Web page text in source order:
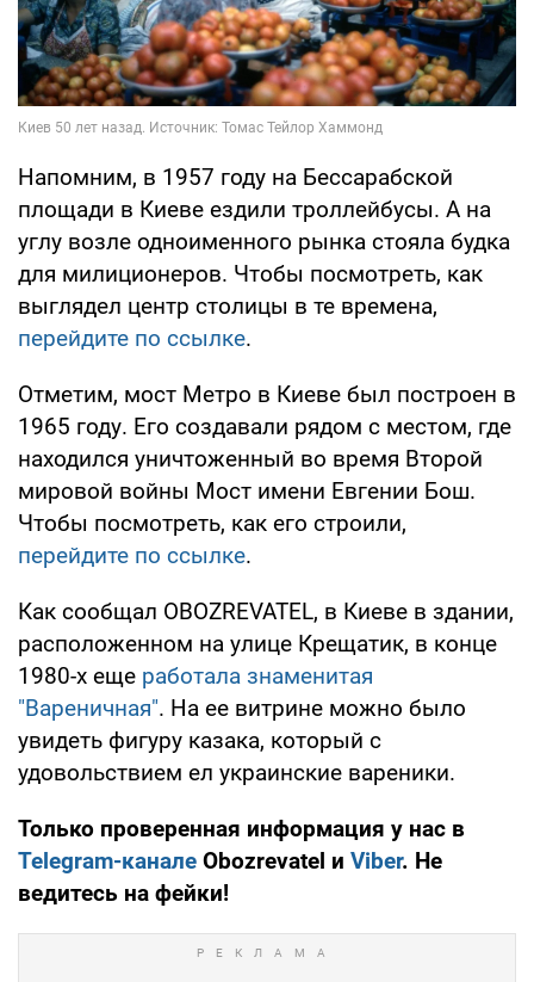
Напомним, в 1957 году на Бессарабской
площади в Киеве ездили троллейбусы. А на
углу возле одноименного рынка стояла будка
для милиционеров. Чтобы посмотреть, как
выглядел центр столицы в те времена,
перейдите по ссылке.
Отметим, мост Метро в Киеве был построен в
1965 году. Его создавали рядом с местом, где
находился уничтоженный во время Второй
мировой войны Мост имени Евгении Бош.
Чтобы посмотреть, как его строили,
перейдите по ссылке.
Как сообщал OBOZREVATEL, в Киеве в здании,
расположенном на улице Крещатик, в конце
1980-х еще работала знаменитая
"Вареничная". На ее витрине можно было
увидеть фигуру казака, который с
удовольствием ел украинские вареники.
Только проверенная информация у нас в
Telegram-канале Obozrevatel и Viber. Не
ведитесь на фейки!